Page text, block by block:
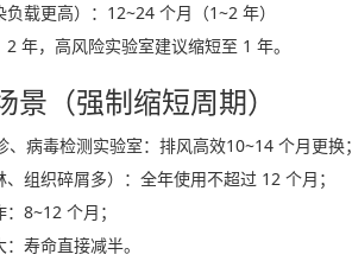
载更高）： 12~24 个月（1~2 年）
2 年，高风险实验室建议缩短至 1 年。
（强制缩短周期）
、病毒检测实验室：排风高效10~14 个月更换；
组织碎屑多）：全年使用不超过 12 个月；
8~12 个月；
寿命直接减半。